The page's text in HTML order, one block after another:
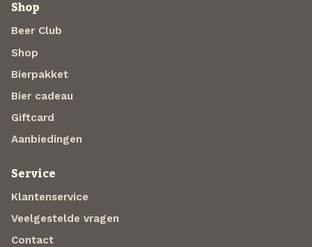
Shop
Beer Club
Shop
Bierpakket
Bier cadeau
Giftcard
Aanbiedingen
Service
Klantenservice
Veelgestelde vragen
Contact